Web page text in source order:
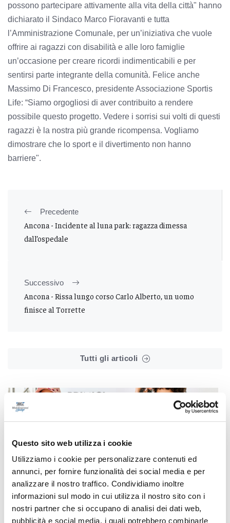
Questo sito web utilizza i cookie
Utilizziamo i cookie per personalizzare contenuti ed
annunci, per fornire funzionalità dei social media e per
analizzare il nostro traffico. Condividiamo inoltre
informazioni sul modo in cui utilizza il nostro sito con i
nostri partner che si occupano di analisi dei dati web,
pubblicità e social media, i quali potrebbero combinarle
possono partecipare attivamente alla vita della città" hanno
dichiarato il Sindaco Marco Fioravanti e tutta
l’Amministrazione Comunale, per un’iniziativa che vuole
offrire ai ragazzi con disabilità e alle loro famiglie
un’occasione per creare ricordi indimenticabili e per
sentirsi parte integrante della comunità. Felice anche
Massimo Di Francesco, presidente Associazione Sportis
Life: “Siamo orgogliosi di aver contribuito a rendere
possibile questo progetto. Vedere i sorrisi sui volti di questi
ragazzi è la nostra più grande ricompensa. Vogliamo
dimostrare che lo sport e il divertimento non hanno
barriere".
Precedente
Ancona - Incidente al luna park: ragazza dimessa
dall’ospedale
Successivo
Ancona - Rissa lungo corso Carlo Alberto, un uomo
finisce al Torrette
Tutti gli articoli
Correlati